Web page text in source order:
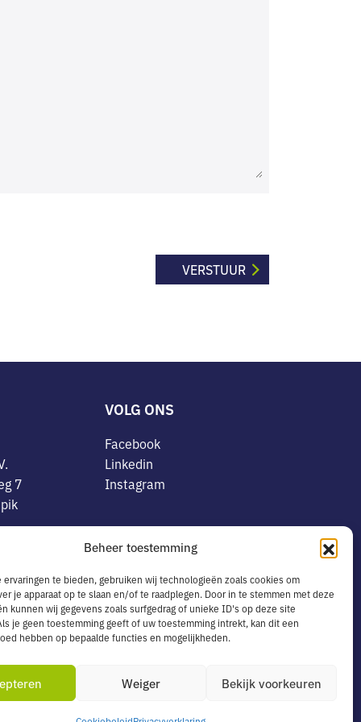
Beheer toestemming
ervaringen te bieden, gebruiken wij technologieën zoals cookies om
je apparaat op te slaan en/of te raadplegen. Door in te stemmen met deze
kunnen wij gegevens zoals surfgedrag of unieke ID's op deze site
je geen toestemming geeft of uw toestemming intrekt, kan dit een
hebben op bepaalde functies en mogelijkheden.
Weiger Bekijk voorkeuren
7
VOLG ONS
Facebook
Linkedin
Instagram
Privacyverklaring
Cookiebeleid
Leveringsservice in België